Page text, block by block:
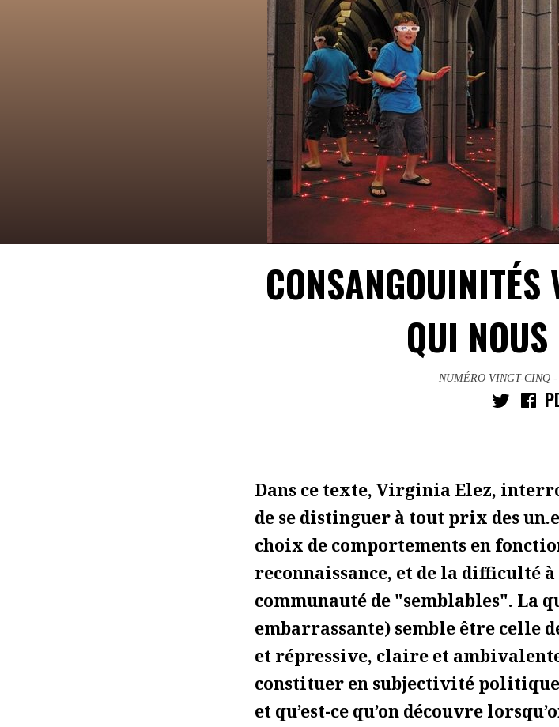
QUI
NUMÉRO VINGT-CINQ -
Dans ce texte, Virginia Elez,
de se distinguer à tout prix des
choix de comportements en
reconnaissance, et de la difficulté à
communauté de "semblables". La
embarrassante) semble être celle
et répressive, claire et
constituer en subjectivité
et qu’est-ce qu’on découvre